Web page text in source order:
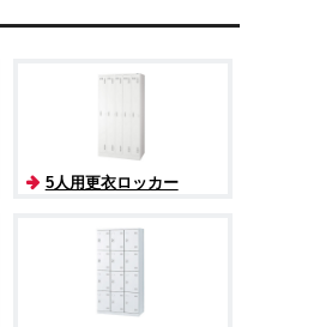
5人用更衣ロッカー